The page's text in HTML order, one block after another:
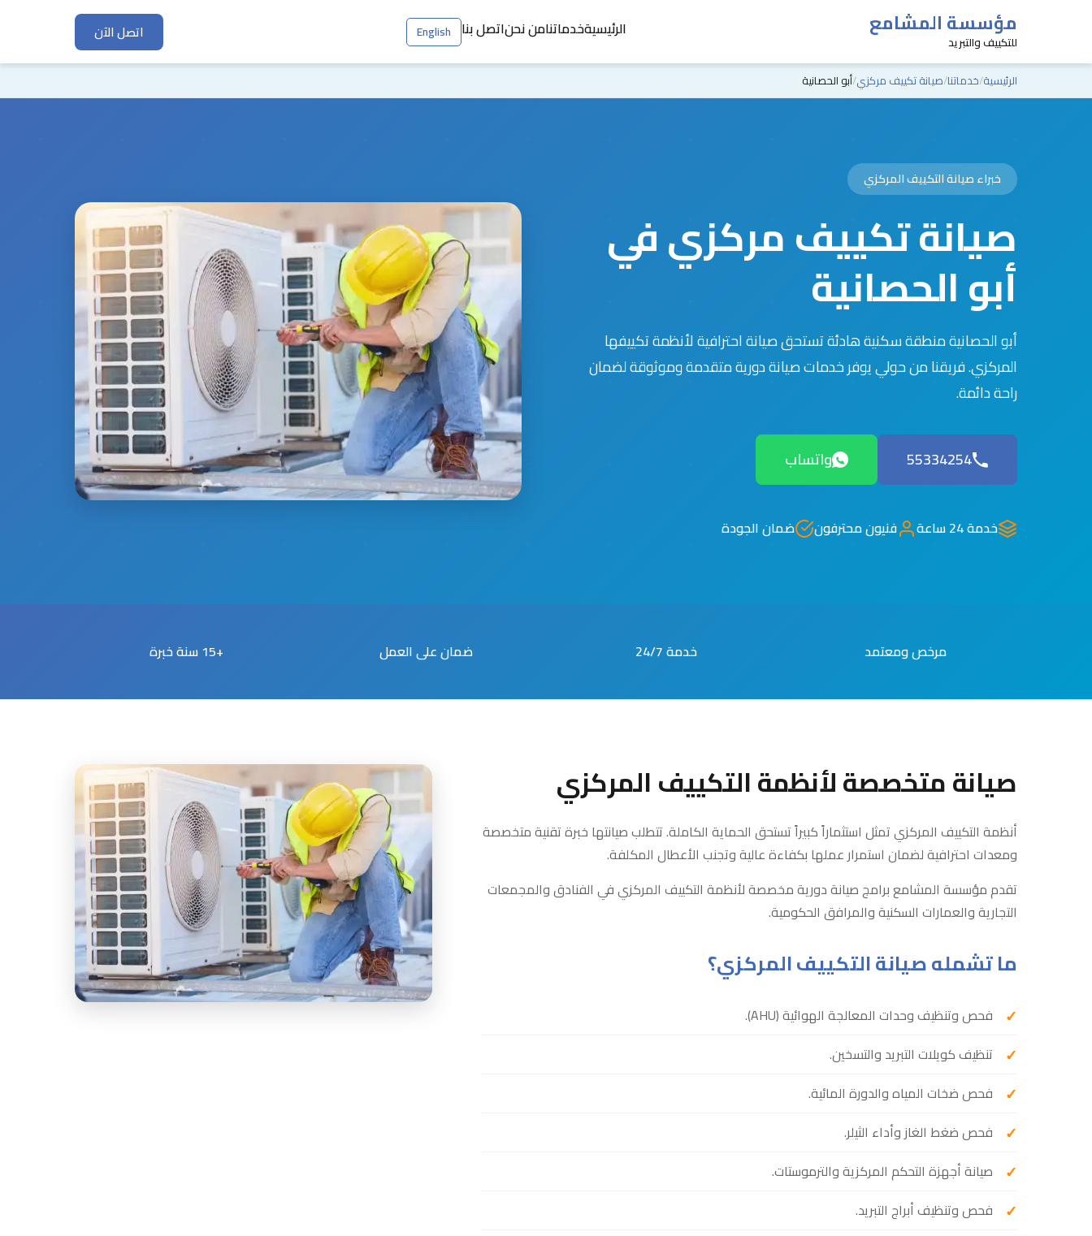
مؤسسة المشامع
للتكييف والتبريد
الرئيسيةخدماتنامن نحناتصل بنا English اتصل الآن
الرئيسية خدماتنا صيانة تكييف مركزي أبو الحصانية
خبراء صيانة التكييف المركزي
صيانة تكييف مركزي في
أبو الحصانية
أبو الحصانية منطقة سكنية هادئة تستحق صيانة احترافية لأنظمة تكييفها
المركزي. فريقنا من حولي يوفر خدمات صيانة دورية متقدمة وموثوقة لضمان
راحة دائمة.
55334254 واتساب
خدمة 24 ساعة فنيون محترفون ضمان الجودة
مرخص ومعتمد خدمة 24/7 ضمان على العمل +15 سنة خبرة
صيانة متخصصة لأنظمة التكييف المركزي
أنظمة التكييف المركزي تمثل استثماراً كبيراً تستحق الحماية الكاملة. تتطلب صيانتها خبرة تقنية متخصصة
ومعدات احترافية لضمان استمرار عملها بكفاءة عالية وتجنب الأعطال المكلفة.
تقدم مؤسسة المشامع برامج صيانة دورية مخصصة لأنظمة التكييف المركزي في الفنادق والمجمعات
التجارية والعمارات السكنية والمرافق الحكومية.
ما تشمله صيانة التكييف المركزي؟
فحص وتنظيف وحدات المعالجة الهوائية (AHU).
تنظيف كويلات التبريد والتسخين.
فحص ضخات المياه والدورة المائية.
فحص ضغط الغاز وأداء الثيلر.
صيانة أجهزة التحكم المركزية والترموستات.
فحص وتنظيف أبراج التبريد.